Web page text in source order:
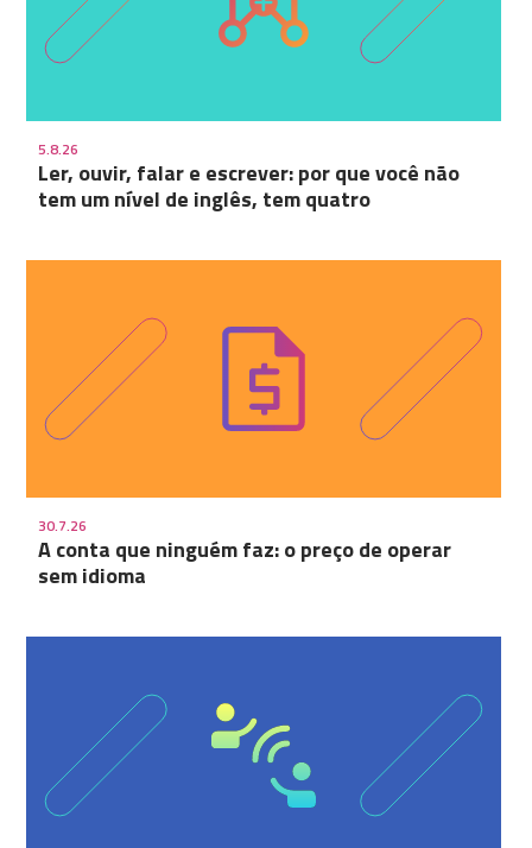
5.8.26
Ler, ouvir, falar e escrever: por que você não
tem um nível de inglês, tem quatro
30.7.26
A conta que ninguém faz: o preço de operar
sem idioma